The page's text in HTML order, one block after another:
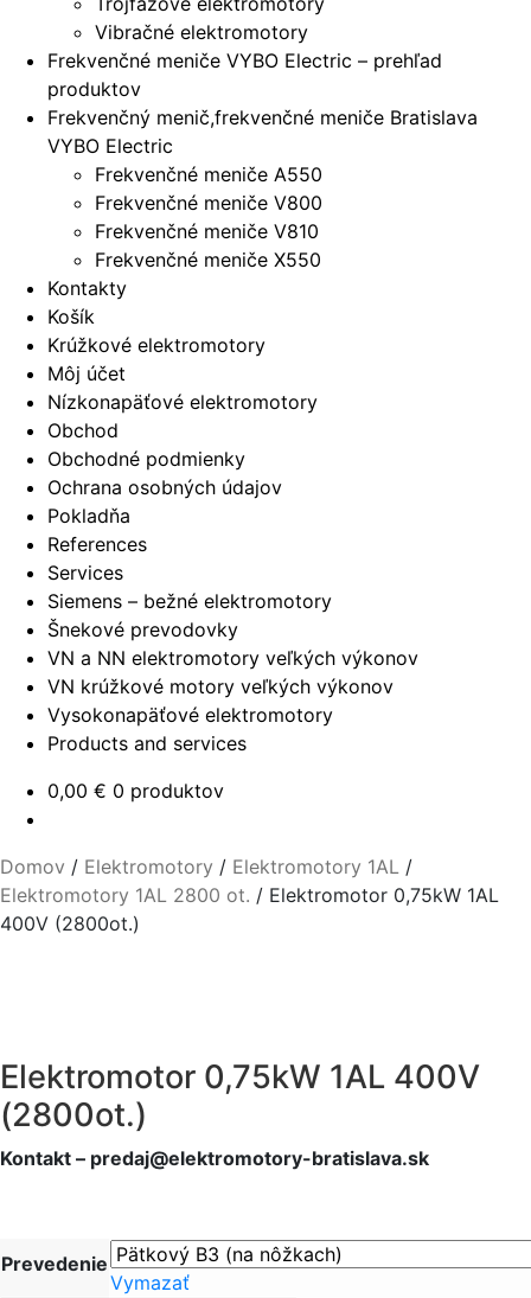
Vibračné elektromotory
Frekvenčné meniče VYBO Electric – prehľad
produktov
Frekvenčný menič,frekvenčné meniče Bratislava
VYBO Electric
Frekvenčné meniče A550
Frekvenčné meniče V800
Frekvenčné meniče V810
Frekvenčné meniče X550
Kontakty
Košík
Krúžkové elektromotory
Môj účet
Nízkonapäťové elektromotory
Obchod
Obchodné podmienky
Ochrana osobných údajov
Pokladňa
References
Services
Siemens – bežné elektromotory
Šnekové prevodovky
VN a NN elektromotory veľkých výkonov
VN krúžkové motory veľkých výkonov
Vysokonapäťové elektromotory
Products and services
0,00 € 0 produktov
Domov / Elektromotory / Elektromotory 1AL /
Elektromotory 1AL 2800 ot. / Elektromotor 0,75kW 1AL
400V (2800ot.)
Elektromotor 0,75kW 1AL 400V
(2800ot.)
Kontakt – predaj@elektromotory-bratislava.sk
Prevedenie
Vymazať